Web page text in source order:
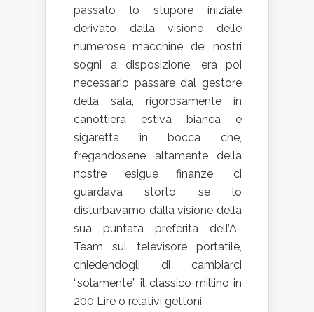
passato lo stupore iniziale
derivato dalla visione delle
numerose macchine dei nostri
sogni a disposizione, era poi
necessario passare dal gestore
della sala, rigorosamente in
canottiera estiva bianca e
sigaretta in bocca che,
fregandosene altamente della
nostre esigue finanze, ci
guardava storto se lo
disturbavamo dalla visione della
sua puntata preferita dell’A-
Team sul televisore portatile,
chiedendogli di cambiarci
“solamente” il classico millino in
200 Lire o relativi gettoni.